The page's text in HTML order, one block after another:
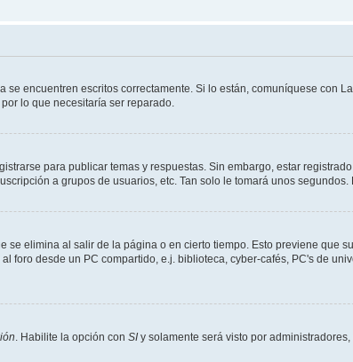
encuentren escritos correctamente. Si lo están, comuníquese con
lo que necesitaría ser reparado.
para publicar temas y respuestas. Sin embargo, estar
a grupos de usuarios, etc. Tan solo le tomará unos segundos.
elimina al salir de la página o en cierto tiempo. Esto previene que
desde un PC compartido, e.j. biblioteca, cyber-cafés, PC's de
. Habilite la opción con SI y solamente será visto por